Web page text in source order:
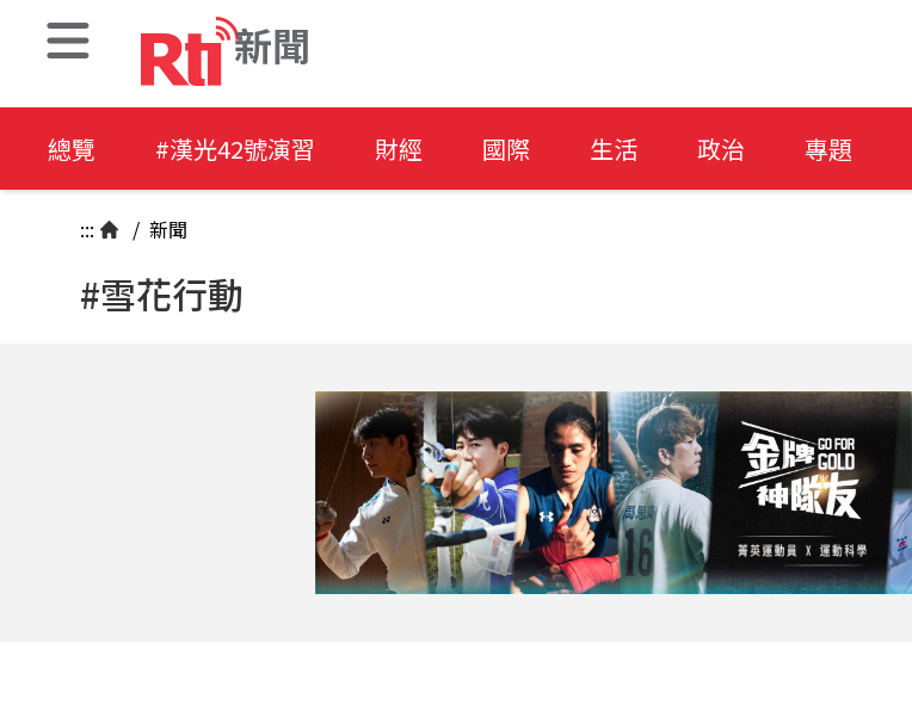
新聞
總覽 #漢光42號演習 財經 國際 生活 政治 專題
::: / 新聞
#雪花行動